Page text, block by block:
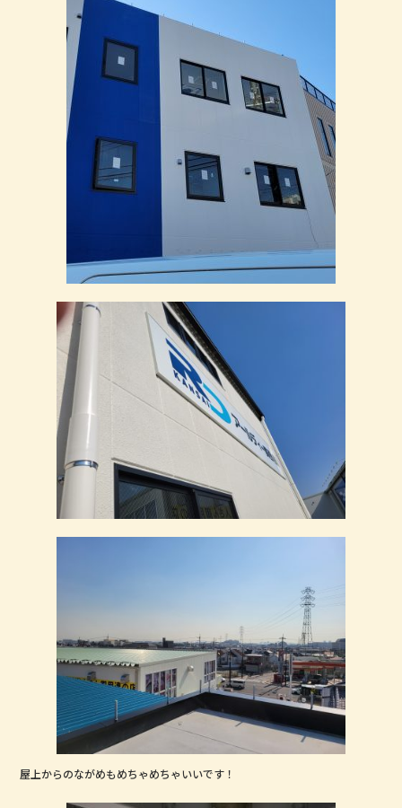
屋上からのながめもめちゃめちゃいいです！